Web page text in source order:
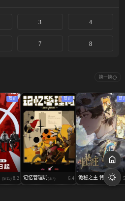
3 4
7 8
换一换
蓝光
(9/15) 8.2
蓝光
记忆管理局(3/7) 6.4
蓝
诡秘之主 特...(03全)